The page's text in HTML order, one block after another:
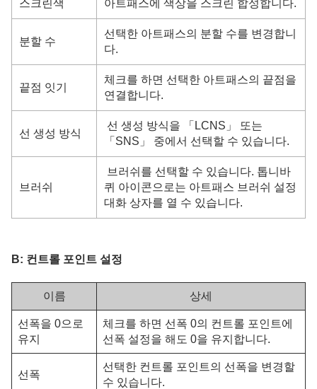
스크린색 아트패스에 색상을 스크린 합성합니다.
분할 수
선택한 아트패스의 분할 수를 변경합니
다.
끝점 잇기
체크를 하면 선택한 아트패스의 끝점을
연결합니다.
선 생성 방식
선 생성 방식을 「LCNS」 또는
「SNS」 중에서 선택할 수 있습니다.
브러쉬
브러쉬를 선택할 수 있습니다. 톱니바
퀴 아이콘으로는 아트패스 브러쉬 설정
대화 상자를 열 수 있습니다.
B: 컨트롤 포인트 설정
이름 상세
선폭을 0으로
유지
체크를 하면 선폭 0의 컨트롤 포인트에
선폭 설정을 해도 0을 유지합니다.
선폭
선택한 컨트롤 포인트의 선폭을 변경할
수 있습니다.